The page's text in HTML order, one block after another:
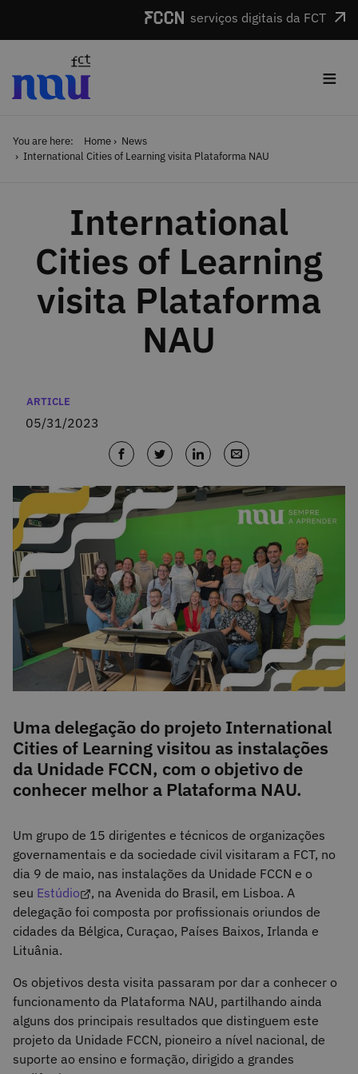
serviços digitais da FCT
≡
You are here: Home
News
International Cities of Learning visita Plataforma NAU
International
Cities of Learning
visita Plataforma
NAU
Categories
ARTICLE
05/31/2023
Uma delegação do projeto International
Cities of Learning visitou as instalações
da Unidade FCCN, com o objetivo de
conhecer melhor a Plataforma NAU.
Um grupo de 15 dirigentes e técnicos de organizações
governamentais e da sociedade civil visitaram a FCT, no
dia 9 de maio, nas instalações da Unidade FCCN e o
seu Estúdio
, na Avenida do Brasil, em Lisboa. A
delegação foi composta por profissionais oriundos de
cidades da Bélgica, Curaçao, Países Baixos, Irlanda e
Lituânia.
Os objetivos desta visita passaram por dar a conhecer o
funcionamento da Plataforma NAU, partilhando ainda
alguns dos principais resultados que distinguem este
projeto da Unidade FCCN, pioneiro a nível nacional, de
suporte ao ensino e formação, dirigido a grandes